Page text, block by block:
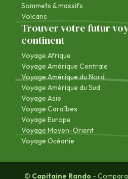
Sommets & massifs
Volcans
Trouver votre futur
continent
Voyage Afrique
Voyage Amérique Centrale
Voyage Amérique du Nord
Voyage Amérique du Sud
Voyage Asie
Voyage Caraïbes
Voyage Europe
Voyage Moyen-Orient
Voyage Océanie
© Capitaine Rando -